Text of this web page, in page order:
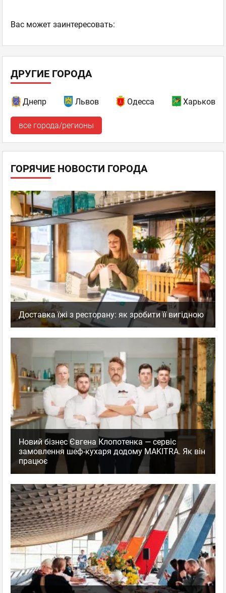
Ваc может заинтересовать:
ДРУГИЕ ГОРОДА
Днепр Львов Одесса Харьков
все города/регионы
ГОРЯЧИЕ НОВОСТИ ГОРОДА
Доставка їжі з ресторану: як зробити її вигідною
Новий бізнес Євгена Клопотенка — сервіс
замовлення шеф-кухаря додому MAKITRA. Як він
працює